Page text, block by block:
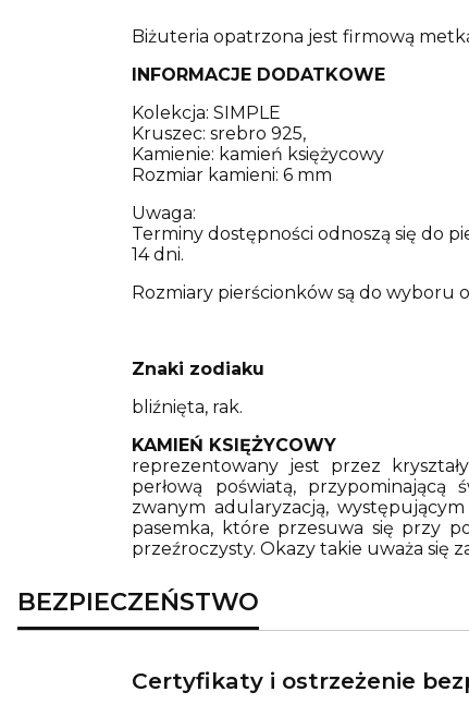
Biżuteria opatrzona jest firmową
INFORMACJE DODATKOWE
Kolekcja: SIMPLE
Kruszec: srebro 925,
Kamienie: kamień księżycowy
Rozmiar kamieni: 6 mm
Uwaga:
Terminy dostępności odnoszą się do
14 dni.
Rozmiary pierścionków są do wyboru
Znaki zodiaku
bliźnięta, rak.
KAMIEŃ KSIĘŻYCOWY
reprezentowany jest przez
perłową poświatą, przypominającą
zwanym adularyzacją,
pasemka, które przesuwa się przy
przeźroczysty. Okazy takie uważa się
BEZPIECZEŃSTWO
Certyfikaty i ostrzeżenie